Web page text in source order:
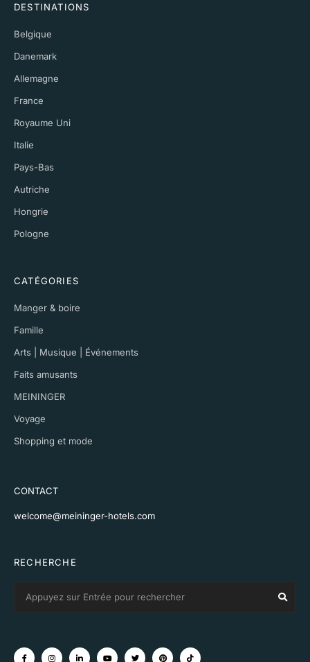
DESTINATIONS
Belgique
Danemark
Allemagne
France
Royaume Uni
Italie
Pays-Bas
Autriche
Hongrie
Pologne
CATÉGORIES
Manger & boire
Famille
Arts | Musique | Événements
Faits amusants
MEININGER
Voyage
Shopping et mode
CONTACT
welcome@meininger-hotels.com
RECHERCHE
for: